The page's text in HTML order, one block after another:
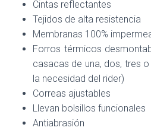
Cintas reflectantes
Tejidos de alta resistencia
Membranas 100%
Forros térmicos
casacas de una, dos, tres
la necesidad del rider)
Correas ajustables
Llevan bolsillos funcionales
Antiabrasión